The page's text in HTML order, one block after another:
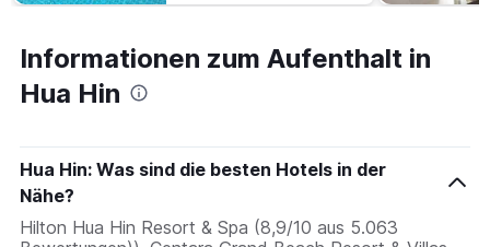
Informationen zum Aufenthalt in
Hua Hin
Hua Hin: Was sind die besten Hotels in der
Nähe?
Hilton Hua Hin Resort & Spa (8,9/10 aus 5.063